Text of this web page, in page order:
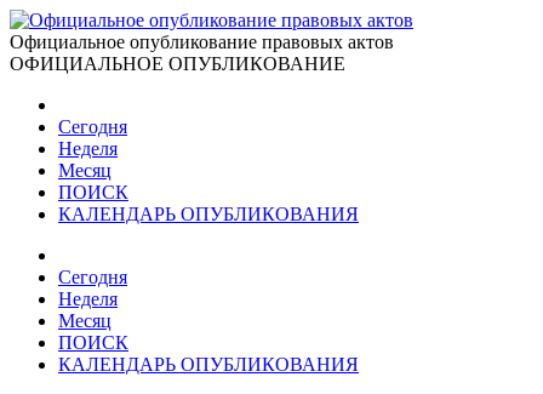
Официальное опубликование правовых актов
ОФИЦИАЛЬНОЕ ОПУБЛИКОВАНИЕ
Сегодня
Неделя
Месяц
ПОИСК
КАЛЕНДАРЬ ОПУБЛИКОВАНИЯ
Сегодня
Неделя
Месяц
ПОИСК
КАЛЕНДАРЬ ОПУБЛИКОВАНИЯ